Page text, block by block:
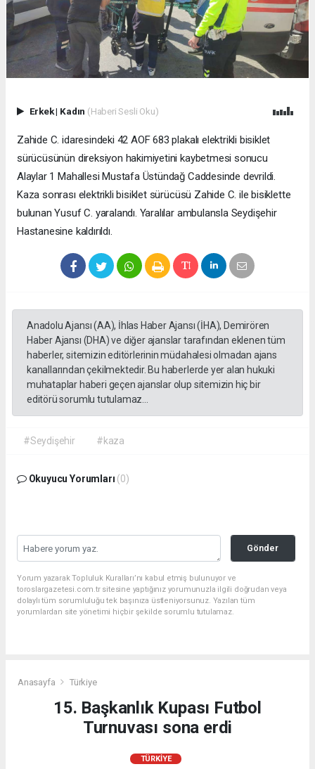
Erkek| Kadın (Haberi Sesli Oku)
Zahide C. idaresindeki 42 AOF 683 plakalı elektrikli bisiklet
sürücüsünün direksiyon hakimiyetini kaybetmesi sonucu
Alaylar 1 Mahallesi Mustafa Üstündağ Caddesinde devrildi.
Kaza sonrası elektrikli bisiklet sürücüsü Zahide C. ile bisiklette
bulunan Yusuf C. yaralandı. Yaralılar ambulansla Seydişehir
Hastanesine kaldırıldı.
Anadolu Ajansı (AA), İhlas Haber Ajansı (İHA), Demirören
Haber Ajansı (DHA) ve diğer ajanslar tarafından eklenen tüm
haberler, sitemizin editörlerinin müdahalesi olmadan ajans
kanallarından çekilmektedir. Bu haberlerde yer alan hukuki
muhataplar haberi geçen ajanslar olup sitemizin hiç bir
editörü sorumlu tutulamaz...
#Seydişehir #kaza
Okuyucu Yorumları (0)
Gönder
Yorum yazarak Topluluk Kuralları’nı kabul etmiş bulunuyor ve
toroslargazetesi.com.tr sitesine yaptığınız yorumunuzla ilgili doğrudan veya
dolaylı tüm sorumluluğu tek başınıza üstleniyorsunuz. Yazılan tüm
yorumlardan site yönetimi hiçbir şekilde sorumlu tutulamaz.
Anasayfa Türkiye
15. Başkanlık Kupası Futbol
Turnuvası sona erdi
TÜRKIYE